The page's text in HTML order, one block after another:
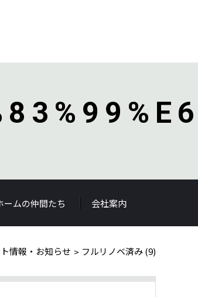
ームの仲間たち 会社案内
情報・お知らせ フルリノベ済み (9)